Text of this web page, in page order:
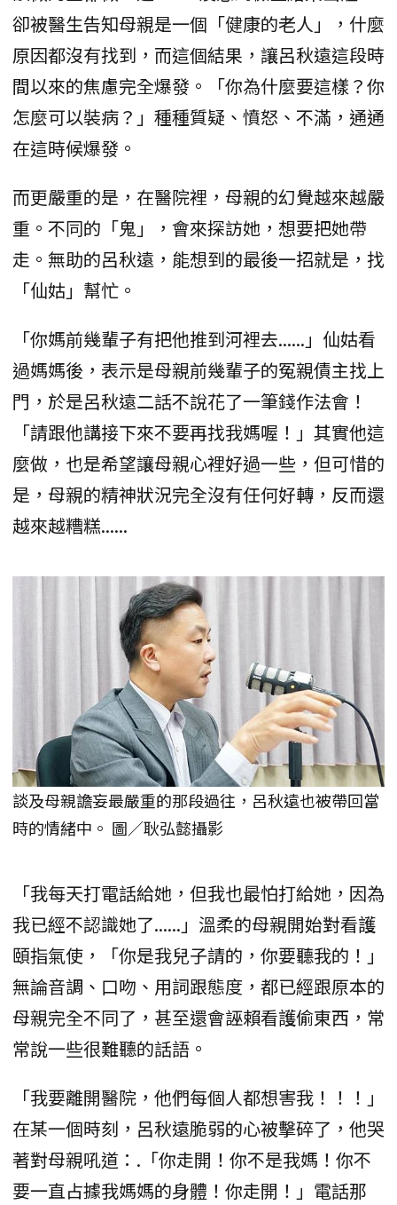
卻被醫生告知母親是一個「健康的老人」，什麼
原因都沒有找到，而這個結果，讓呂秋遠這段時
間以來的焦慮完全爆發。「你為什麼要這樣？你
怎麼可以裝病？」種種質疑、憤怒、不滿，通通
在這時候爆發。
而更嚴重的是，在醫院裡，母親的幻覺越來越嚴
重。不同的「鬼」，會來探訪她，想要把她帶
走。無助的呂秋遠，能想到的最後一招就是，找
「仙姑」幫忙。
「你媽前幾輩子有把他推到河裡去......」仙姑看
過媽媽後，表示是母親前幾輩子的冤親債主找上
門，於是呂秋遠二話不說花了一筆錢作法會！
「請跟他講接下來不要再找我媽喔！」其實他這
麼做，也是希望讓母親心裡好過一些，但可惜的
是，母親的精神狀況完全沒有任何好轉，反而還
越來越糟糕......
談及母親譫妄最嚴重的那段過往，呂秋遠也被帶回當
時的情緒中。 圖／耿弘懿攝影
「我每天打電話給她，但我也最怕打給她，因為
我已經不認識她了......」溫柔的母親開始對看護
頤指氣使，「你是我兒子請的，你要聽我的！」
無論音調、口吻、用詞跟態度，都已經跟原本的
母親完全不同了，甚至還會誣賴看護偷東西，常
常說一些很難聽的話語。
「我要離開醫院，他們每個人都想害我！！！」
在某一個時刻，呂秋遠脆弱的心被擊碎了，他哭
著對母親吼道：.「你走開！你不是我媽！你不
要一直占據我媽媽的身體！你走開！」電話那